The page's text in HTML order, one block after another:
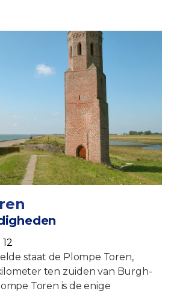
staat de Plompe Toren,
ten zuiden van Burgh-
Toren is de enige